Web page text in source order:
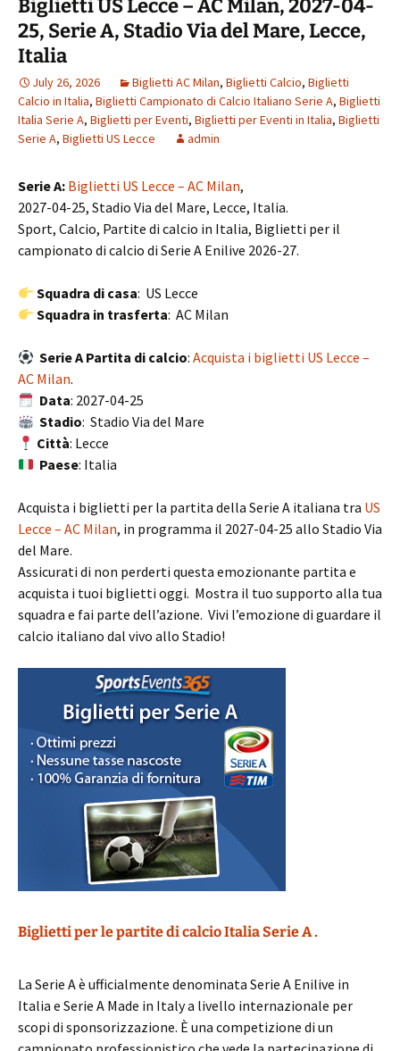
Biglietti US Lecce – AC Milan, 2027-04-
25, Serie A, Stadio Via del Mare, Lecce,
Italia
July 26, 2026 Biglietti AC Milan, Biglietti Calcio, Biglietti
Calcio in Italia, Biglietti Campionato di Calcio Italiano Serie A, Biglietti
Italia Serie A, Biglietti per Eventi, Biglietti per Eventi in Italia, Biglietti
Serie A, Biglietti US Lecce admin
Serie A: Biglietti US Lecce – AC Milan,
2027-04-25, Stadio Via del Mare, Lecce, Italia.
Sport, Calcio, Partite di calcio in Italia, Biglietti per il
campionato di calcio di Serie A Enilive 2026-27.
Squadra di casa: US Lecce
Squadra in trasferta: AC Milan
Serie A Partita di calcio:Acquista i biglietti US Lecce –
AC Milan.
Data: 2027-04-25
Stadio: Stadio Via del Mare
Città: Lecce
Paese: Italia
Acquista i biglietti per la partita della Serie A italiana tra US
Lecce – AC Milan, in programma il 2027-04-25 allo Stadio Via
del Mare.
Assicurati di non perderti questa emozionante partita e
acquista i tuoi biglietti oggi. Mostra il tuo supporto alla tua
squadra e fai parte dell’azione. Vivi l’emozione di guardare il
calcio italiano dal vivo allo Stadio!
Biglietti per le partite di calcio Italia Serie A .
La Serie A è ufficialmente denominata Serie A Enilive in
Italia e Serie A Made in Italy a livello internazionale per
scopi di sponsorizzazione. È una competizione di un